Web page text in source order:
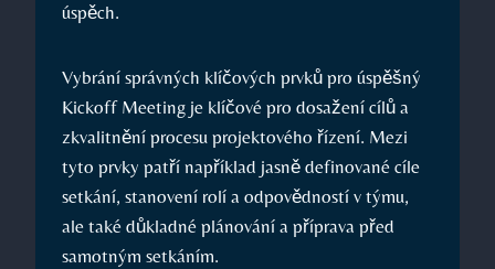
úspěch.
Vybrání správných klíčových prvků pro úspěšný
Kickoff Meeting je klíčové pro dosažení cílů a
zkvalitnění procesu projektového řízení. Mezi
tyto prvky patří například jasně definované cíle
setkání, stanovení rolí a odpovědností v týmu,
ale také důkladné plánování a příprava před
samotným setkáním.